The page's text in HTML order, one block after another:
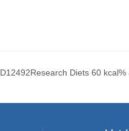
D12492Research Diets 60 kcal%